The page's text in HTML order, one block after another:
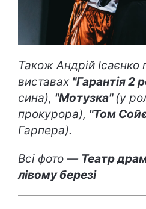
Також Андрій Ісаєнко
виставах "Гарантія 2
сина), "Мотузка" (у
прокурора), "Том
Гарпера).
Всі фото — Театр
лівому березі